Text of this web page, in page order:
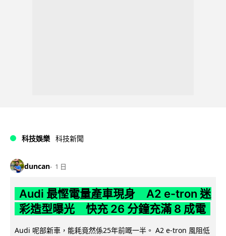
科技娛樂 科技新聞
duncan 1 日
Audi 最慳電量產車現身 A2 e-tron 迷
彩造型曝光 快充 26 分鐘充滿 8 成電
Audi 呢部新車，能耗竟然係25年前嘅一半。 A2 e-tron 風阻低